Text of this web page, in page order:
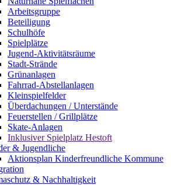
Arbeitsgruppe
Beteiligung
Schulhöfe
Spielplätze
Jugend-Aktivitätsräume
Stadt-Strände
Grünanlagen
Fahrrad-Abstellanlagen
Kleinspielfelder
Überdachungen / Unterstände
Feuerstellen / Grillplätze
Skate-Anlagen
Inklusiver Spielplatz Hestoft
& Jugendliche
Aktionsplan Kinderfreundliche Kommune
& Nachhaltigkeit